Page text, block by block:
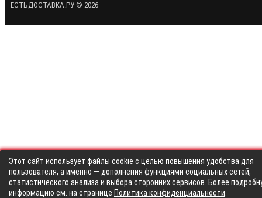
ЕСТЬДОСТАВКА.РУ © 2026
Этот сайт использует файлы cookie с целью повышения удобства для
пользователя, а именно — дополнения функциями социальных сетей,
статистического анализа и выбора сторонних сервисов. Более
информацию см. на странице Политика конфиденциальности